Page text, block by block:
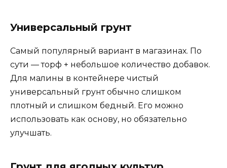
Универсальный грунт
Самый популярный вариант в магазинах. По
сути — торф + небольшое количество добавок.
Для малины в контейнере чистый
универсальный грунт обычно слишком
плотный и слишком бедный. Его можно
использовать как основу, но обязательно
улучшать.